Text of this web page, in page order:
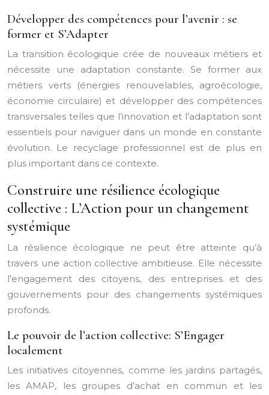
Développer des compétences pour l’avenir : se
former et S’Adapter
La transition écologique crée de nouveaux métiers et
nécessite une adaptation constante. Se former aux
métiers verts (énergies renouvelables, agroécologie,
économie circulaire) et développer des compétences
transversales telles que l’innovation et l’adaptation sont
essentiels pour naviguer dans un monde en constante
évolution. Le recyclage professionnel est de plus en
plus important dans ce contexte.
Construire une résilience écologique
collective : L’Action pour un changement
systémique
La résilience écologique ne peut être atteinte qu’à
travers une action collective ambitieuse. Elle nécessite
l’engagement des citoyens, des entreprises et des
gouvernements pour des changements systémiques
profonds.
Le pouvoir de l’action collective: S’Engager
localement
Les initiatives citoyennes, comme les jardins partagés,
les AMAP, les groupes d’achat en commun et les